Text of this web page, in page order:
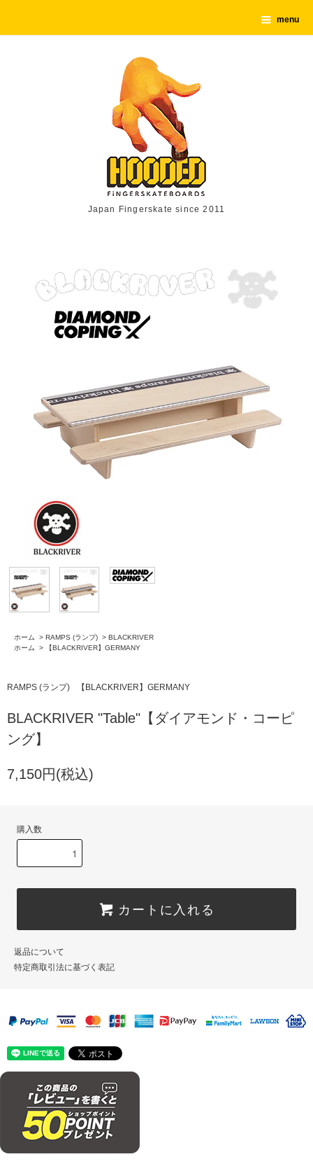
menu
Japan Fingerskate since 2011
ホーム > RAMPS (ランプ) > BLACKRIVER
ホーム
> 【BLACKRIVER】GERMANY
RAMPS (ランプ) 【BLACKRIVER】GERMANY
BLACKRIVER "Table"【ダイアモンド・コーピ
ング】
7,150円(税込)
購入数
カートに入れる
返品について
特定商取引法に基づく表記